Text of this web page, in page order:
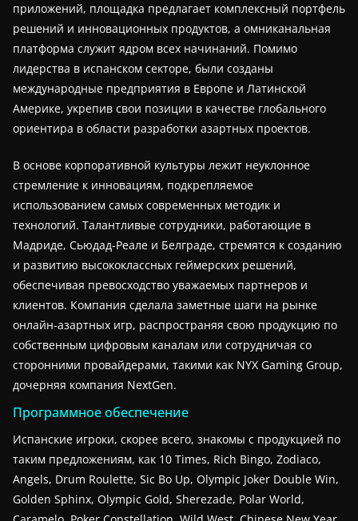
приложений, площадка предлагает комплексный портфель
решений и инновационных продуктов, а омниканальная
платформа служит ядром всех начинаний. Помимо
лидерства в испанском секторе, были созданы
международные предприятия в Европе и Латинской
Америке, укрепив свои позиции в качестве глобального
ориентира в области разработки азартных проектов.
В основе корпоративной культуры лежит неуклонное
стремление к инновациям, подкрепляемое
использованием самых современных методик и
технологий. Талантливые сотрудники, работающие в
Мадриде, Сьюдад-Реале и Белграде, стремятся к созданию
и развитию высококлассных геймерских решений,
обеспечивая превосходство уважаемых партнеров и
клиентов. Компания сделала заметные шаги на рынке
онлайн-азартных игр, распространяя свою продукцию по
собственным цифровым каналам или сотрудничая со
сторонними провайдерами, такими как NYX Gaming Group,
дочерняя компания NextGen.
Программное обеспечение
Испанские игроки, скорее всего, знакомы с продукцией по
таким предложениям, как 10 Times, Rich Bingo, Zodiaco,
Angels, Drum Roulette, Sic Bo Up, Olympic Joker Double Win,
Golden Sphinx, Olympic Gold, Sherezade, Polar World,